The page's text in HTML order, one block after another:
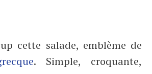
cette salade, emblème de
. Simple, croquante,